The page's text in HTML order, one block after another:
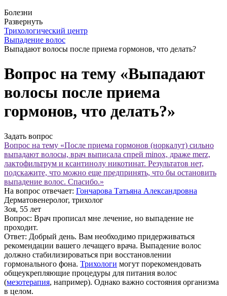
Болезни
Развернуть
Трихологический центр
Выпадение волос
Выпадают волосы после приема гормонов, что делать?
Вопрос на тему «Выпадают
волосы после приема
гормонов, что делать?»
Задать вопрос
Вопрос на тему «После приема гормонов (норкалут) сильно
выпадают волосы, врач выписала спрей minox, драже merz,
лактофильтрум и ксантинолу никотинат. Результатов нет,
подскажите, что можно еще предпринять, что бы остановить
выпадение волос. Спасибо.»
На вопрос отвечает: Гончарова Татьяна Александровна
Дерматовенеролог, трихолог
Зоя, 55 лет
Вопрос: Врач прописал мне лечение, но выпадение не
проходит.
Ответ: Добрый день. Вам необходимо придерживаться
рекомендации вашего лечащего врача. Выпадение волос
должно стабилизироваться при восстановлении
гормонального фона. Трихологи могут порекомендовать
общеукрепляющие процедуры для питания волос
(мезотерапия, например). Однако важно состояния организма
в целом.